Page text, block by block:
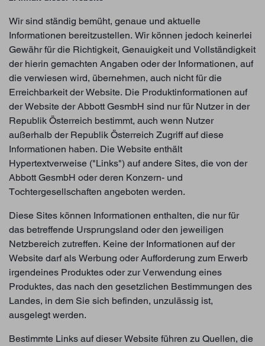
Wir sind ständig bemüht, genaue und aktuelle
Informationen bereitzustellen. Wir können jedoch keinerlei
Gewähr für die Richtigkeit, Genauigkeit und Vollständigkeit
der hierin gemachten Angaben oder der Informationen, auf
die verwiesen wird, übernehmen, auch nicht für die
Erreichbarkeit der Website. Die Produktinformationen auf
der Website der Abbott GesmbH sind nur für Nutzer in der
Republik Österreich bestimmt, auch wenn Nutzer
außerhalb der Republik Österreich Zugriff auf diese
Informationen haben. Die Website enthält
Hypertextverweise ("Links") auf andere Sites, die von der
Abbott GesmbH oder deren Konzern- und
Tochtergesellschaften angeboten werden.
Diese Sites können Informationen enthalten, die nur für
das betreffende Ursprungsland oder den jeweiligen
Netzbereich zutreffen. Keine der Informationen auf der
Website darf als Werbung oder Aufforderung zum Erwerb
irgendeines Produktes oder zur Verwendung eines
Produktes, das nach den gesetzlichen Bestimmungen des
Landes, in dem Sie sich befinden, unzulässig ist,
ausgelegt werden.
Bestimmte Links auf dieser Website führen zu Quellen, die